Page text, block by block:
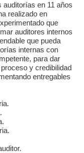
en 11 años
realizado en
que
auditores internos
que pueda
internas con
para dar
y credibilidad
entregables